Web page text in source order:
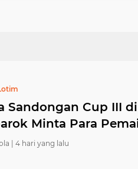
Sandongan Cup III
Minta Para
| 4 hari yang lalu